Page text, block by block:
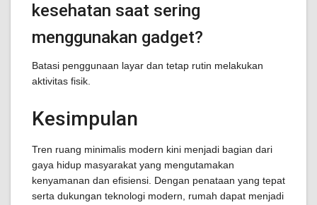
kesehatan saat sering
menggunakan gadget?
Batasi penggunaan layar dan tetap rutin melakukan
aktivitas fisik.
Kesimpulan
Tren ruang minimalis modern kini menjadi bagian dari
gaya hidup masyarakat yang mengutamakan
kenyamanan dan efisiensi. Dengan penataan yang tepat
serta dukungan teknologi modern, rumah dapat menjadi